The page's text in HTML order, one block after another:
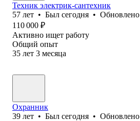
Техник электрик-сантехник
57 лет • Был сегодня • Обновлено
110 000 ₽
Активно ищет работу
Общий опыт
35 лет 3 месяца
Охранник
39 лет • Был сегодня • Обновлено